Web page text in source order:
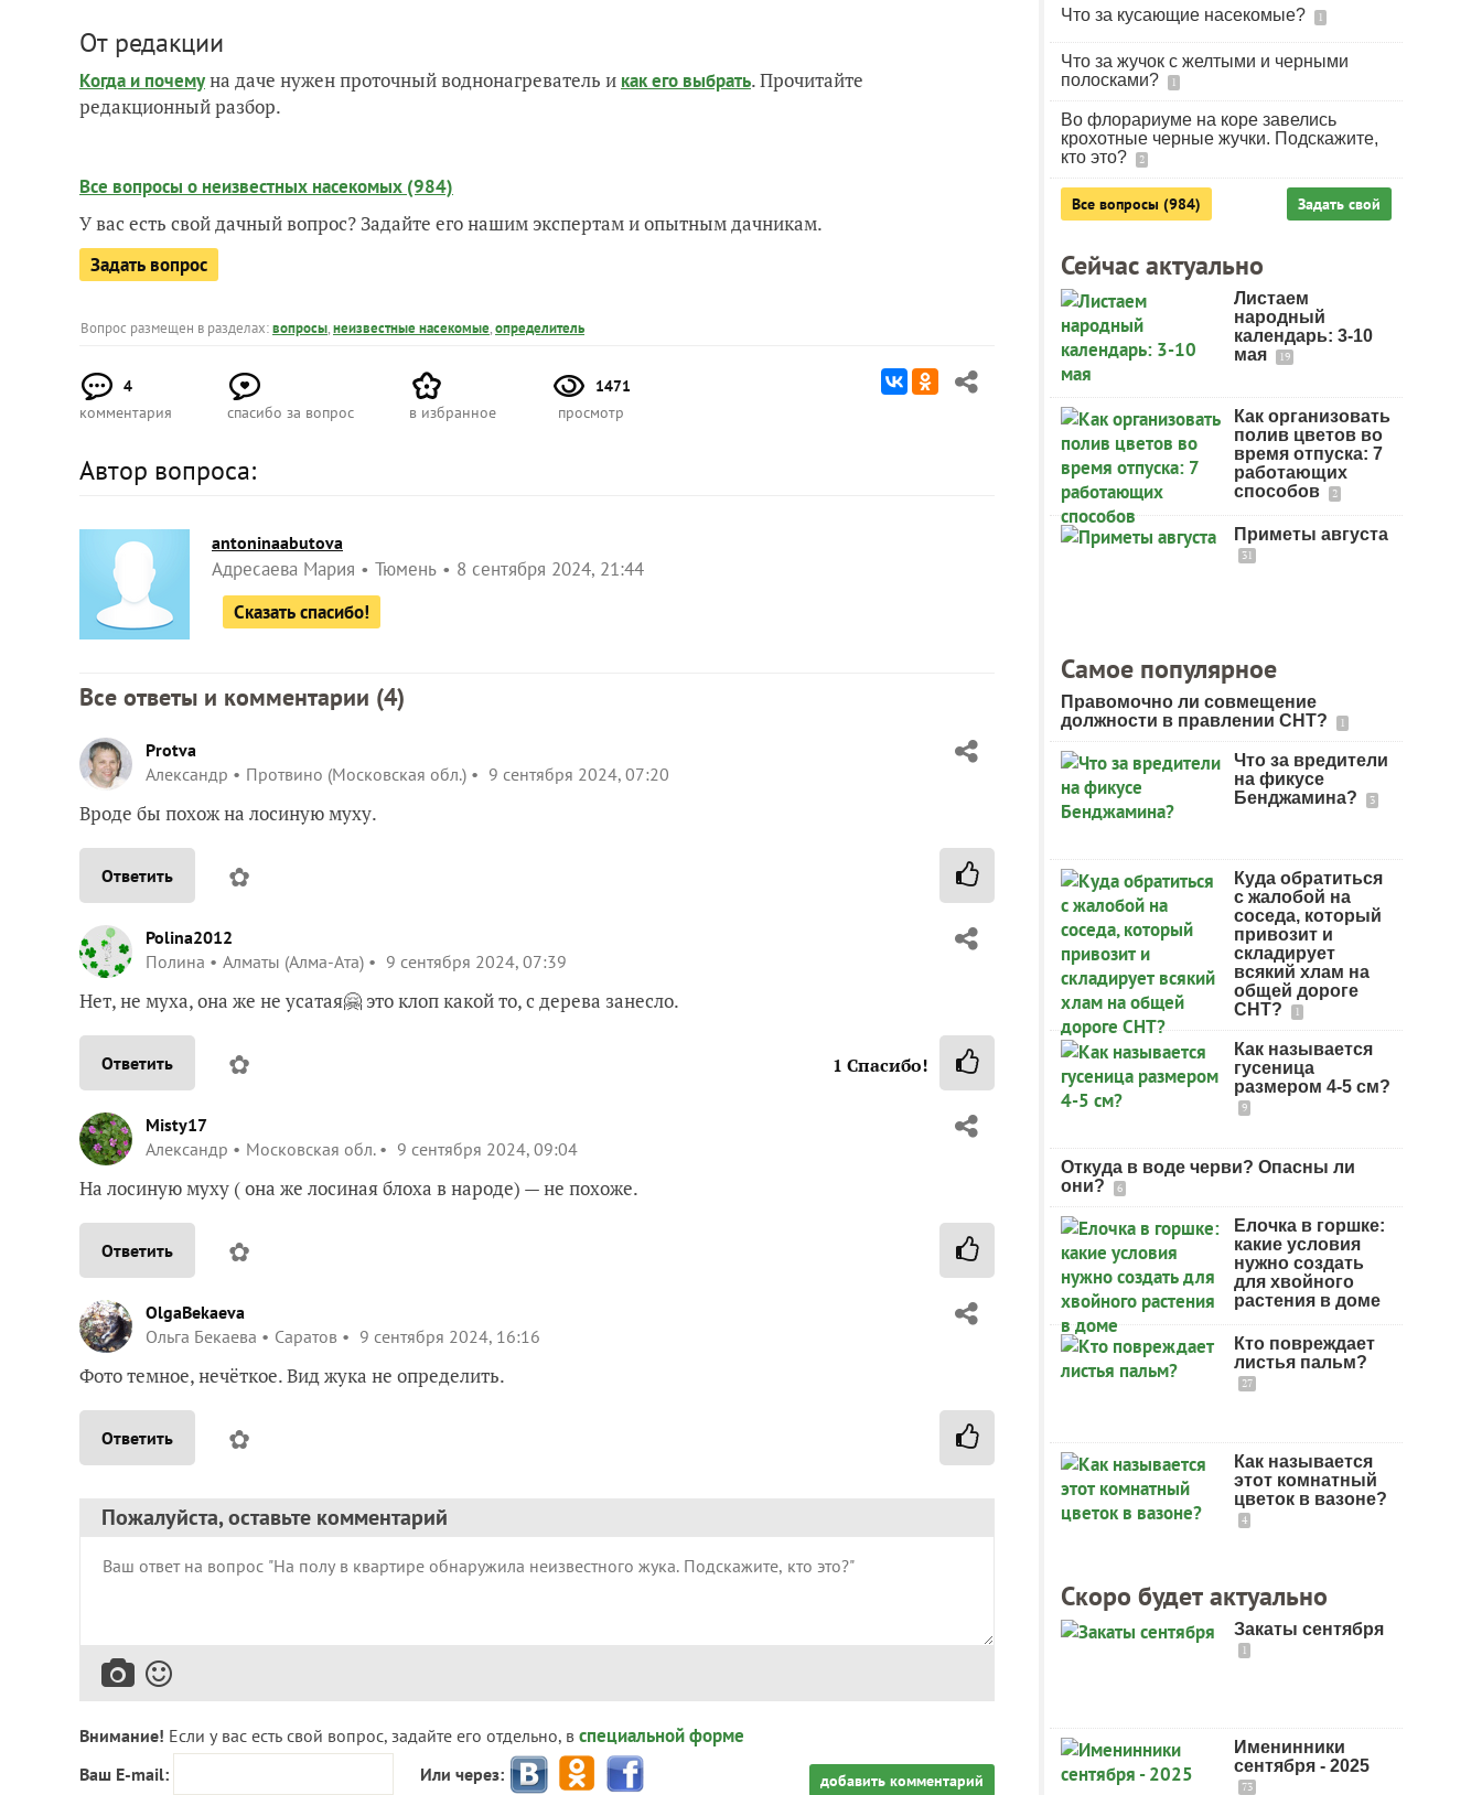
От редакции
Когда и почемуна даче нужен проточный воднонагреватель и как его выбрать. Прочитайте
редакционный разбор.
Все вопросы о неизвестных насекомых (984)
У вас есть свой дачный вопрос? Задайте его нашим экспертам и опытным дачникам.
Задать вопрос
Вопрос размещен в разделах:вопросы,неизвестные насекомые,определитель
4
комментария
спасибо за вопрос в избранное
1471
просмотр
Автор вопроса:
antoninaabutova
Адресаева Мария Тюмень
8 сентября 2024, 21:44
Сказать спасибо!
Все ответы и комментарии (4)
Protva
Александр
Протвино (Московская обл.) 9 сентября 2024, 07:20
Вроде бы похож на лосиную муху.
Ответить ✿
Polina2012
Полина
Алматы (Алма-Ата) 9 сентября 2024, 07:39
Нет, не муха, она же не усатая🤗 это клоп какой то, с дерева занесло.
Ответить ✿ 1 Спасибо!
Misty17
Александр
Московская обл. 9 сентября 2024, 09:04
На лосиную муху ( она же лосиная блоха в народе) — не похоже.
Ответить ✿
OlgaBekaeva
Ольга Бекаева
Саратов 9 сентября 2024, 16:16
Фото темное, нечёткое. Вид жука не определить.
Ответить ✿
Пожалуйста, оставьте комментарий
Внимание! Если у вас есть свой вопрос, задайте его отдельно, в специальной форме
Ваш E-mail: Или через: добавить комментарий
Что за кусающие насекомые? 1
Что за жучок с желтыми и черными
полосками?
1
Во флорариуме на коре завелись
крохотные черные жучки. Подскажите,
кто это?
2
Все вопросы (984) Задать свой
Сейчас актуально
Листаем
народный
календарь: 3-10
мая
19
Как организовать
полив цветов во
время отпуска: 7
работающих
способов
2
Приметы августа
31
Самое популярное
Правомочно ли совмещение
должности в правлении СНТ?
1
Что за вредители
на фикусе
Бенджамина?
3
Куда обратиться
с жалобой на
соседа, который
привозит и
складирует
всякий хлам на
общей дороге
СНТ?
1
Как называется
гусеница
размером 4-5 см?
9
Откуда в воде черви? Опасны ли
они?
6
Елочка в горшке:
какие условия
нужно создать
для хвойного
растения в доме
Кто повреждает
листья пальм?
27
Как называется
этот комнатный
цветок в вазоне?
4
Скоро будет актуально
Закаты сентября
1
Именинники
сентября - 2025
73